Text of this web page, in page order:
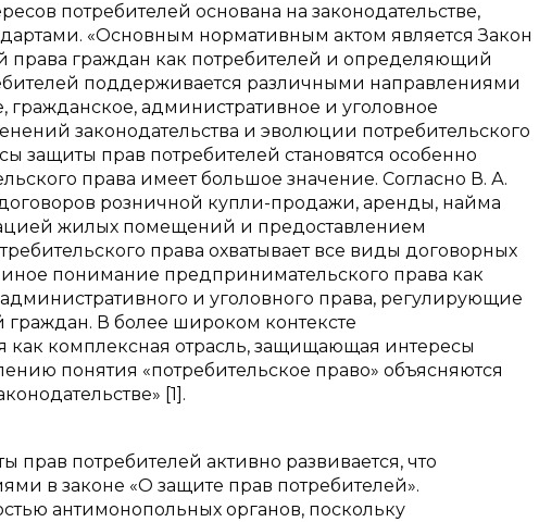
потребителей основана на законодательстве,
«Основным нормативным актом является Закон
права граждан как потребителей и определяющий
поддерживается различными направлениями
гражданское, административное и уголовное
законодательства и эволюции потребительского
защиты прав потребителей становятся особенно
права имеет большое значение. Согласно В. А.
розничной купли-продажи, аренды, найма
жилых помещений и предоставлением
права охватывает все виды договорных
понимание предпринимательского права как
и уголовного права, регулирующие
В более широком контексте
комплексная отрасль, защищающая интересы
понятия «потребительское право» объясняются
[1].
прав потребителей активно развивается, что
в законе «О защите прав потребителей».
антимонопольных органов, поскольку